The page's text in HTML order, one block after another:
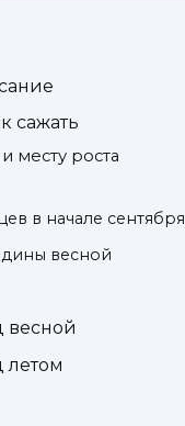
сажать
месту роста
в начале сентября
весной
весной
летом